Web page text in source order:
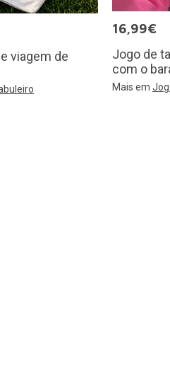
viagem de
16,99€
Jogo de
com o
Mais em